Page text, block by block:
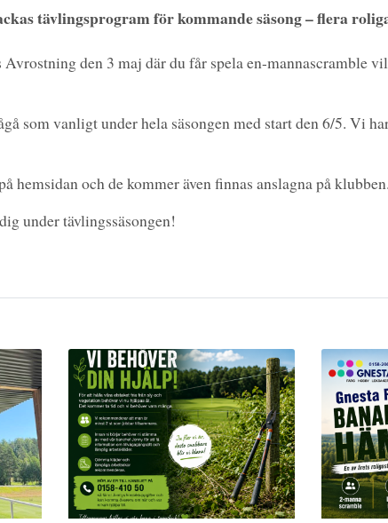
tävlingsprogram för kommande säsong – flera
den 3 maj där du får spela en-mannascramble
som vanligt under hela säsongen med start den 6/5. Vi
hemsidan och de kommer även finnas anslagna på klubben.
under tävlingssäsongen!